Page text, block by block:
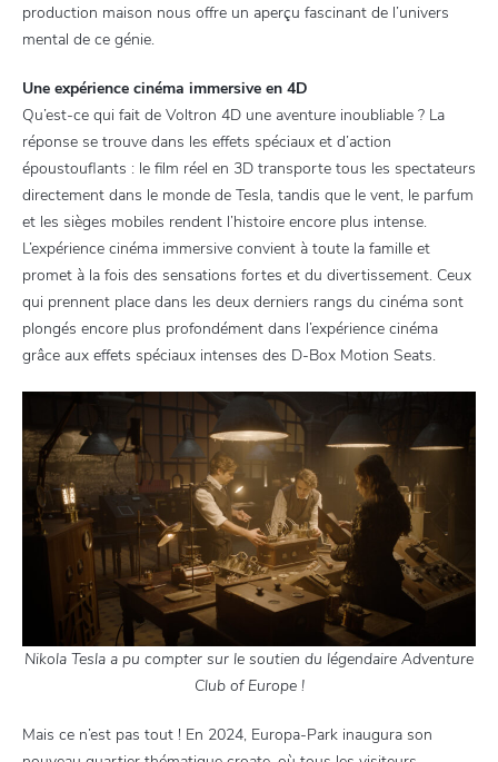
production maison nous offre un aperçu fascinant de l’univers
mental de ce génie.
Une expérience cinéma immersive en 4D
Qu’est-ce qui fait de Voltron 4D une aventure inoubliable ? La
réponse se trouve dans les effets spéciaux et d’action
époustouflants : le film réel en 3D transporte tous les spectateurs
directement dans le monde de Tesla, tandis que le vent, le parfum
et les sièges mobiles rendent l’histoire encore plus intense.
L’expérience cinéma immersive convient à toute la famille et
promet à la fois des sensations fortes et du divertissement. Ceux
qui prennent place dans les deux derniers rangs du cinéma sont
plongés encore plus profondément dans l’expérience cinéma
grâce aux effets spéciaux intenses des D-Box Motion Seats.
Nikola Tesla a pu compter sur le soutien du légendaire Adventure
Club of Europe !
Mais ce n’est pas tout ! En 2024, Europa-Park inaugura son